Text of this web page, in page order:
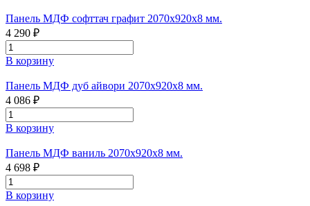
Панель МДФ софттач графит 2070х920х8 мм.
4 290 ₽
В корзину
Панель МДФ дуб айвори 2070х920х8 мм.
4 086 ₽
В корзину
Панель МДФ ваниль 2070х920х8 мм.
4 698 ₽
В корзину